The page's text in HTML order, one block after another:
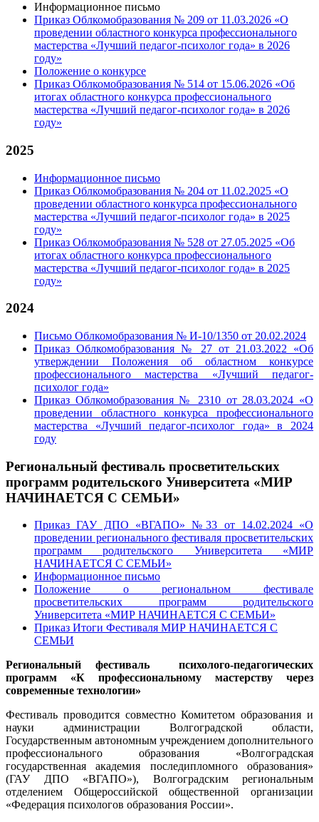
Информационное письмо
Приказ Облкомобразования № 209 от 11.03.2026 «О
проведении областного конкурса профессионального
мастерства «Лучший педагог-психолог года» в 2026
году»
Положение о конкурсе
Приказ Облкомобразования № 514 от 15.06.2026 «Об
итогах областного конкурса профессионального
мастерства «Лучший педагог-психолог года» в 2026
году»
2025
Информационное письмо
Приказ Облкомобразования № 204 от 11.02.2025 «О
проведении областного конкурса профессионального
мастерства «Лучший педагог-психолог года» в 2025
году»
Приказ Облкомобразования № 528 от 27.05.2025 «Об
итогах областного конкурса профессионального
мастерства «Лучший педагог-психолог года» в 2025
году»
2024
Письмо Облкомобразования № И-10/1350 от 20.02.2024
Приказ Облкомобразования № 27 от 21.03.2022 «Об
утверждении Положения об областном конкурсе
профессионального мастерства «Лучший педагог-
психолог года»
Приказ Облкомобразования № 2310 от 28.03.2024 «О
проведении областного конкурса профессионального
мастерства «Лучший педагог-психолог года» в 2024
году
Региональный фестиваль просветительских
программ родительского Университета «МИР
НАЧИНАЕТСЯ С СЕМЬИ»
Приказ ГАУ ДПО «ВГАПО» №33 от 14.02.2024 «О
проведении регионального фестиваля просветительских
программ родительского Университета «МИР
НАЧИНАЕТСЯ С СЕМЬИ»
Информационное письмо
Положение о региональном фестивале
просветительских программ родительского
Университета «МИР НАЧИНАЕТСЯ С СЕМЬИ»
Приказ Итоги Фестиваля МИР НАЧИНАЕТСЯ С
СЕМЬИ
Региональный фестиваль
психолого-педагогических
программ «К профессиональному мастерству через
современные технологии»
Фестиваль проводится совместно Комитетом образования и
науки администрации Волгоградской области,
Государственным автономным учреждением дополнительного
профессионального образования «Волгоградская
государственная академия последипломного образования»
(ГАУ ДПО «ВГАПО»), Волгоградским региональным
отделением Общероссийской общественной организации
«Федерация психологов образования России».